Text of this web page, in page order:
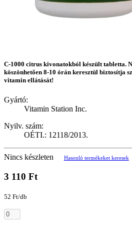
C-1000 citrus kivonatokból készült tabletta.
köszönhetően 8-10 órán keresztül biztosítja
vitamin ellátását!
Gyártó:
Vitamin Station Inc.
Nyilv. szám:
OÉTI.: 12118/2013.
Nincs készleten Hasonló termékeket keresek
3 110 Ft
52 Ft/db